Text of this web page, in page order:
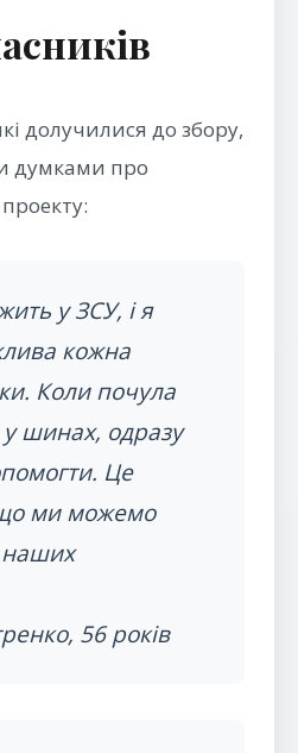
долучилися до збору,
думками про
у ЗСУ, і я
кожна
Коли почула
шинах, одразу
Це
ми можемо
наших
56 років